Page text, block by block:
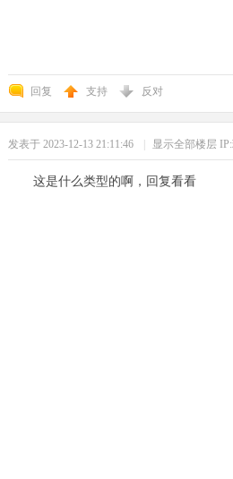
回复 支持 反对
发表于 2023-12-13 21:11:46 显示全部楼层
这是什么类型的啊，回复看看